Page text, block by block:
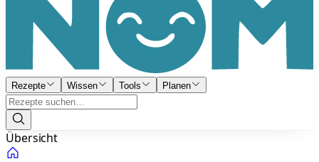
Rezepte Wissen Tools Planen
Übersicht